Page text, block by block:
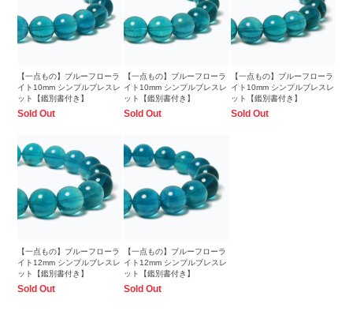
【一点もの】ブルーフローラ
イト10mm シンプルブレスレ
ット【鑑別書付き】
Sold Out
【一点もの】ブルーフローラ
イト10mm シンプルブレスレ
ット【鑑別書付き】
Sold Out
【一点もの】ブルーフローラ
イト10mm シンプルブレスレ
ット【鑑別書付き】
Sold Out
【一点もの】ブルーフローラ
イト12mm シンプルブレスレ
ット【鑑別書付き】
Sold Out
【一点もの】ブルーフローラ
イト12mm シンプルブレスレ
ット【鑑別書付き】
Sold Out